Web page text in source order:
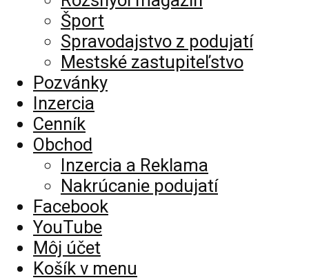
Šport
Spravodajstvo z podujatí
Mestské zastupiteľstvo
Pozvánky
Inzercia
Cenník
Obchod
Inzercia a Reklama
Nakrúcanie podujatí
Facebook
YouTube
Môj účet
Košík v menu